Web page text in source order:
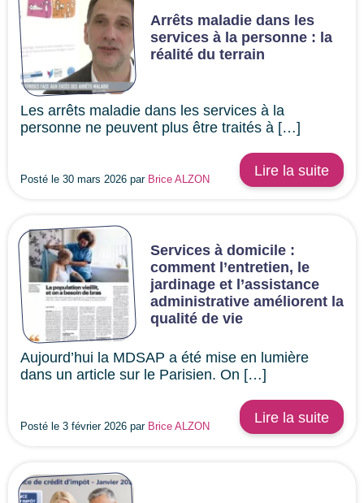
Arrêts maladie dans les
services à la personne : la
réalité du terrain
Les arrêts maladie dans les services à la
personne ne peuvent plus être traités à […]
Posté le 30 mars 2026 par Brice ALZON
Lire la suite
Services à domicile :
comment l’entretien, le
jardinage et l’assistance
administrative améliorent la
qualité de vie
Aujourd’hui la MDSAP a été mise en lumière
dans un article sur le Parisien. On […]
Posté le 3 février 2026 par Brice ALZON
Lire la suite